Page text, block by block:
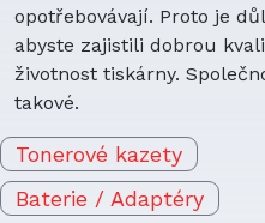
opotřebovávají. Proto je
abyste zajistili dobrou
životnost tiskárny.
takové.
Tonerové kazety
Baterie / Adaptéry